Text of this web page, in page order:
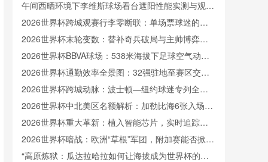
博弈与制度优化路径”**
午间西晒环境下李维斯球场看台遮阳性能实测与观赛
热舒适影响分析
2026世界杯跨城观赛行李零断联：单场票球迷的极
速轻装中转方案
2026世界杯末轮变数：替补奇兵破局与主帅博弈的
战术罗生门
2026世界杯BBVA球场：538米海拔下足球空气动力
学与飞行轨迹的微扰动解析
2026世界杯通勤效率全景图：32强驻地至赛区交通
时长横向对比
2026世界杯跨城动脉：波士顿—纽约球迷专列全程
接驳体系深度拆解
2026世界杯中北美区名额解析：加勒比海6张入场券
将如何分配
2026世界杯重大革新：植入智能芯片，实时追踪射
门速度
2026世界杯暗战：欧洲“草根”军团，附加赛能否掀起
腥风血雨？
“高原炼狱：瓜达拉哈拉如何让海拔成为世界杯的隐